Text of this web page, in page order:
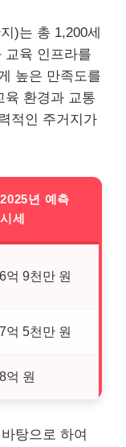
)는 총 1,200세
교육 인프라를
높은 만족도를
육 환경과 교통
적인 주거지가
2025년 예측
시세
6억 9천만 원
7억 5천만 원
8억 원
탕으로 하여